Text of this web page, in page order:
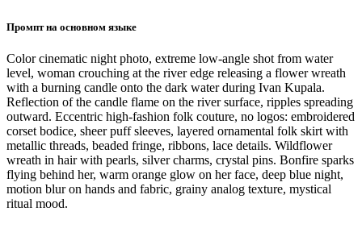
Промпт на основном языке
Color cinematic night photo, extreme low-angle shot from water
level, woman crouching at the river edge releasing a flower wreath
with a burning candle onto the dark water during Ivan Kupala.
Reflection of the candle flame on the river surface, ripples spreading
outward. Eccentric high-fashion folk couture, no logos: embroidered
corset bodice, sheer puff sleeves, layered ornamental folk skirt with
metallic threads, beaded fringe, ribbons, lace details. Wildflower
wreath in hair with pearls, silver charms, crystal pins. Bonfire sparks
flying behind her, warm orange glow on her face, deep blue night,
motion blur on hands and fabric, grainy analog texture, mystical
ritual mood.